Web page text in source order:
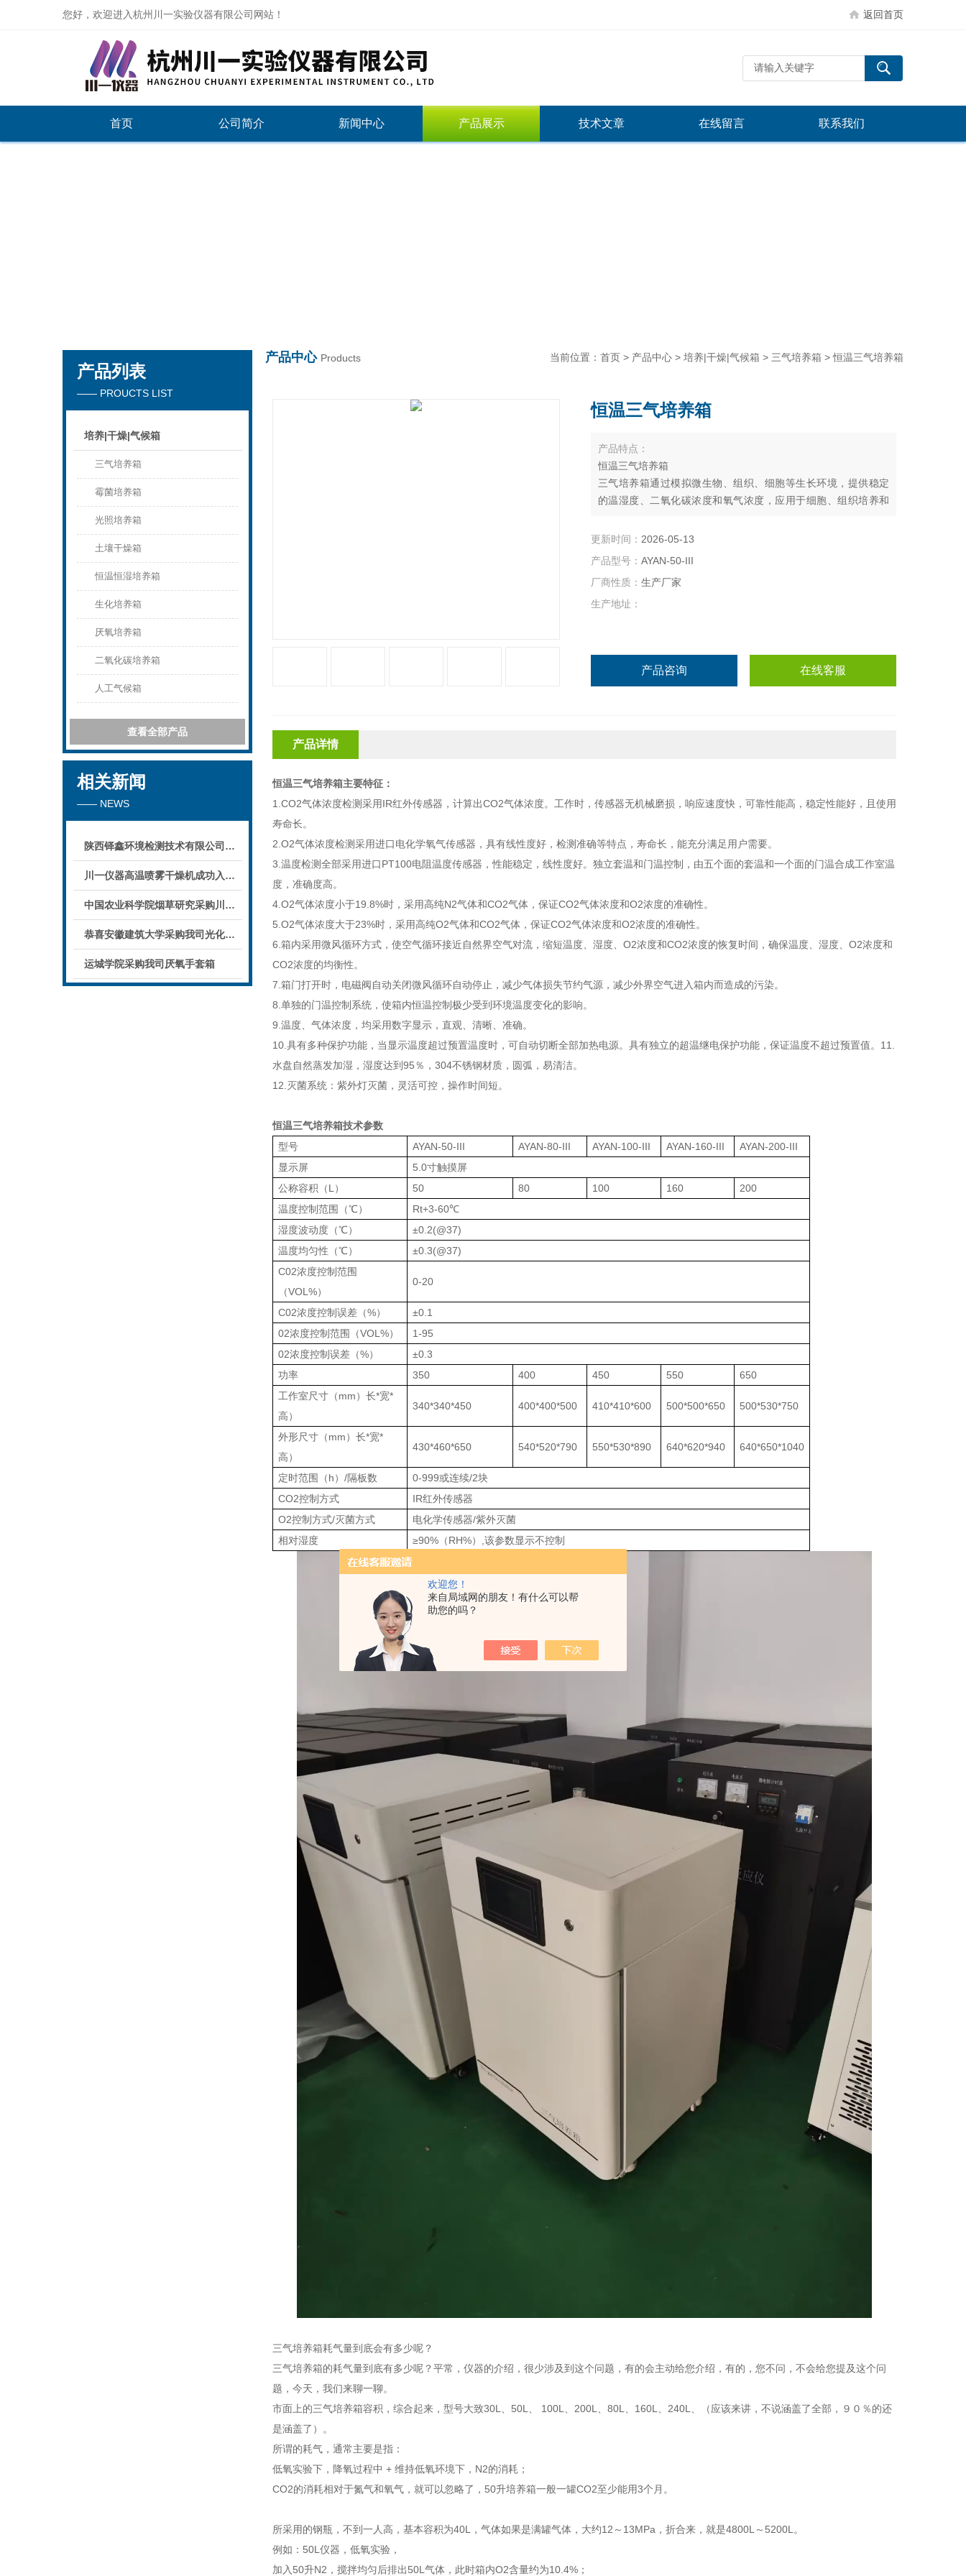
欢迎您！
来自局域网的朋友！有什么可以帮
助您的吗？
您好，欢迎进入杭州川一实验仪器有限公司网站！ 返回首页
杭州川一实验仪器有限公司
首页 公司简介 新闻中心 产品展示 技术文章 在线留言 联系我们
产品列表
—— PROUCTS LIST
培养|干燥|气候箱
三气培养箱
霉菌培养箱
光照培养箱
土壤干燥箱
恒温恒湿培养箱
生化培养箱
厌氧培养箱
二氧化碳培养箱
人工气候箱
查看全部产品
相关新闻
—— NEWS
陕西铎鑫环境检测技术有限公司采购我司全自动液液萃取仪
川一仪器高温喷雾干燥机成功入驻鄱阳职业学院，助力职业教育实训平台升级
中国农业科学院烟草研究采购川一仪器喷雾干燥机
恭喜安徽建筑大学采购我司光化学反应仪
运城学院采购我司厌氧手套箱
产品中心 Products 当前位置： 首页 > 产品中心 > 培养|干燥|气候箱 > 三气培养箱 > 恒温三气培养箱
恒温三气培养箱
产品特点：
恒温三气培养箱
三气培养箱通过模拟微生物、组织、细胞等生长环境，提供稳定
的温湿度、二氧化碳浓度和氧气浓度，应用于细胞、组织培养和
更新时间： 2026-05-13
产品型号： AYAN-50-III
厂商性质： 生产厂家
生产地址：
产品咨询 在线客服
产品详情
恒温三气培养箱主要特征：
1.CO2气体浓度检测采用IR红外传感器，计算出CO2气体浓度。工作时，传感器无机械磨损，响应速度快，可靠性能高，稳定性能好，且使用
寿命长。
2.O2气体浓度检测采用进口电化学氧气传感器，具有线性度好，检测准确等特点，寿命长，能充分满足用户需要。
3.温度检测全部采用进口PT100电阻温度传感器，性能稳定，线性度好。独立套温和门温控制，由五个面的套温和一个面的门温合成工作室温
度，准确度高。
4.O2气体浓度小于19.8%时，采用高纯N2气体和CO2气体，保证CO2气体浓度和O2浓度的准确性。
5.O2气体浓度大于23%时，采用高纯O2气体和CO2气体，保证CO2气体浓度和O2浓度的准确性。
6.箱内采用微风循环方式，使空气循环接近自然界空气对流，缩短温度、湿度、O2浓度和CO2浓度的恢复时间，确保温度、湿度、O2浓度和
CO2浓度的均衡性。
7.箱门打开时，电磁阀自动关闭微风循环自动停止，减少气体损失节约气源，减少外界空气进入箱内而造成的污染。
8.单独的门温控制系统，使箱内恒温控制极少受到环境温度变化的影响。
9.温度、气体浓度，均采用数字显示，直观、清晰、准确。
10.具有多种保护功能，当显示温度超过预置温度时，可自动切断全部加热电源。具有独立的超温继电保护功能，保证温度不超过预置值。11.
水盘自然蒸发加湿，湿度达到95％，304不锈钢材质，圆弧，易清洁。
12.灭菌系统：紫外灯灭菌，灵活可控，操作时间短。
恒温三气培养箱技术参数
型号
AYAN-50-III AYAN-80-III AYAN-100-III AYAN-160-III
AYAN-200-III
显示屏
5.0寸触摸屏
公称容积（L）
50 80 100 160
200
温度控制范围（℃）
Rt+3-60℃
湿度波动度（℃）
±0.2(@37)
温度均匀性（℃）
±0.3(@37)
C02浓度控制范围
（VOL%）
0-20
C02浓度控制误差（%）
±0.1
02浓度控制范围（VOL%）
1-95
02浓度控制误差（%）
±0.3
功率
350 400 450 550
650
工作室尺寸（mm）长*宽*
高）
340*340*450 400*400*500 410*410*600 500*500*650 500*530*750
外形尺寸（mm）长*宽*
高）
430*460*650 540*520*790 550*530*890 640*620*940 640*650*1040
定时范围（h）/隔板数
0-999或连续/2块
CO2控制方式
IR红外传感器
O2控制方式/灭菌方式
电化学传感器/紫外灭菌
相对湿度
≥90%（RH%）,该参数显示不控制
三气培养箱耗气量到底会有多少呢？
三气培养箱的耗气量到底有多少呢？平常，仪器的介绍，很少涉及到这个问题，有的会主动给您介绍，有的，您不问，不会给您提及这个问
题，今天，我们来聊一聊。
市面上的三气培养箱容积，综合起来，型号大致30L、50L、 100L、200L、80L、160L、240L、（应该来讲，不说涵盖了全部，９０％的还
是涵盖了）。
所谓的耗气，通常主要是指：
低氧实验下，降氧过程中 + 维持低氧环境下，N2的消耗；
CO2的消耗相对于氮气和氧气，就可以忽略了，50升培养箱一般一罐CO2至少能用3个月。
所采用的钢瓶，不到一人高，基本容积为40L，气体如果是满罐气体，大约12～13MPa，折合来，就是4800L～5200L。
例如：50L仪器，低氧实验，
加入50升N2，搅拌均匀后排出50L气体，此时箱内O2含量约为10.4%；